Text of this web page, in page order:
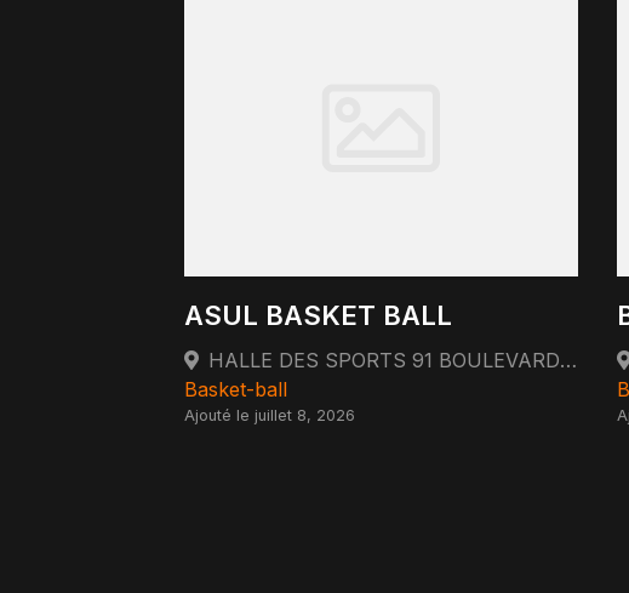
ASUL BASKET BALL
HALLE DES SPORTS 91 BOULEVARD MARIUS VIVIER-MERLE 69003 LYON
Basket-ball
Ajouté le juillet 8, 2026